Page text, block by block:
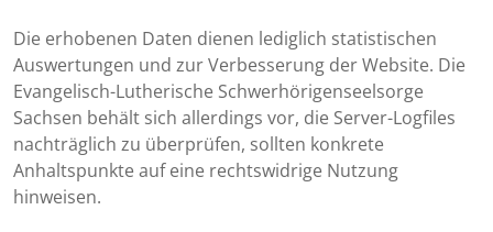
Die erhobenen Daten dienen lediglich statistischen
Auswertungen und zur Verbesserung der Website. Die
Evangelisch-Lutherische Schwerhörigenseelsorge
Sachsen behält sich allerdings vor, die Server-Logfiles
nachträglich zu überprüfen, sollten konkrete
Anhaltspunkte auf eine rechtswidrige Nutzung
hinweisen.